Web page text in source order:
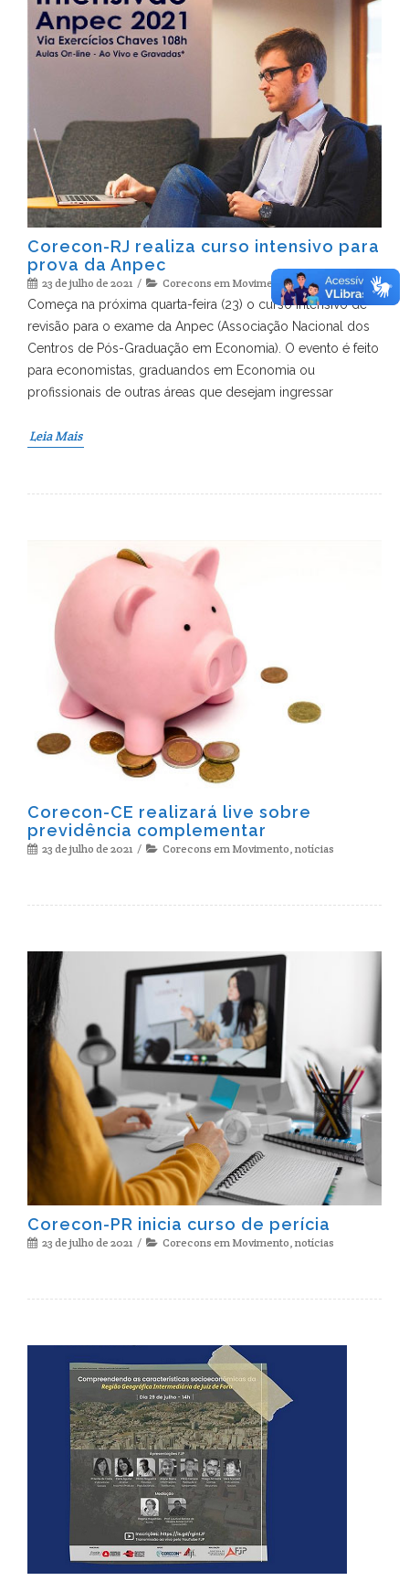
Corecon-RJ realiza curso intensivo para
prova da Anpec
23 de julho de 2021 Corecons em Movimento,notícias
Começa na próxima quarta-feira (23) o curso intensivo de
revisão para o exame da Anpec (Associação Nacional dos
Centros de Pós-Graduação em Economia). O evento é feito
para economistas, graduandos em Economia ou
profissionais de outras áreas que desejam ingressar
Leia Mais
Corecon-CE realizará live sobre
previdência complementar
23 de julho de 2021 Corecons em Movimento, notícias
Corecon-PR inicia curso de perícia
23 de julho de 2021 Corecons em Movimento notícias